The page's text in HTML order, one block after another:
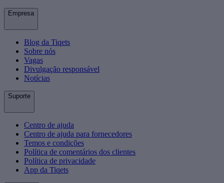
Empresa
Blog da Tiqets
Sobre nós
Vagas
Divulgação responsável
Notícias
Suporte
Centro de ajuda
Centro de ajuda para fornecedores
Temos e condições
Política de comentários dos clientes
Política de privacidade
App da Tiqets